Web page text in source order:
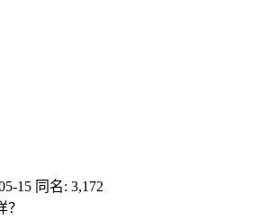
15 同名: 3,172